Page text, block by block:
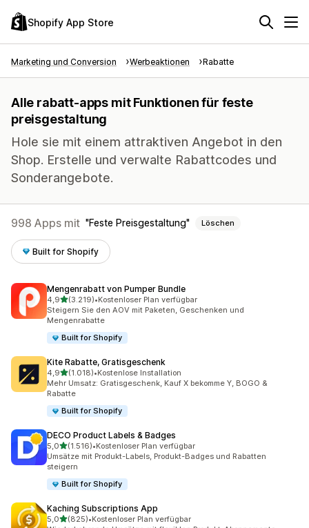
Shopify App Store
Marketing und Conversion Werbeaktionen Rabatte
Alle rabatt-apps mit Funktionen für feste
preisgestaltung
Hole sie mit einem attraktiven Angebot in den
Shop. Erstelle und verwalte Rabattcodes und
Sonderangebote.
998 Apps mit Feste Preisgestaltung Löschen
Built for Shopify
Mengenrabatt von Pumper Bundle
4,9von 5 Sternen
(3.219)
3219 Rezensionen insgesamt
•Kostenloser Plan verfügbar
Steigern Sie den AOV mit Paketen, Geschenken und
Mengenrabatte
Built for Shopify
Kite Rabatte, Gratisgeschenk
4,9von 5 Sternen
(1.018)
1018 Rezensionen insgesamt
•Kostenlose Installation
Mehr Umsatz: Gratisgeschenk, Kauf X bekomme Y, BOGO &
Rabatte
Built for Shopify
DECO Product Labels & Badges
5,0von 5 Sternen
(1.516)
1516 Rezensionen insgesamt
•Kostenloser Plan verfügbar
Umsätze mit Produkt-Labels, Produkt-Badges und Rabatten
steigern
Built for Shopify
Kaching Subscriptions App
5,0von 5 Sternen
(825)
825 Rezensionen insgesamt
•Kostenloser Plan verfügbar